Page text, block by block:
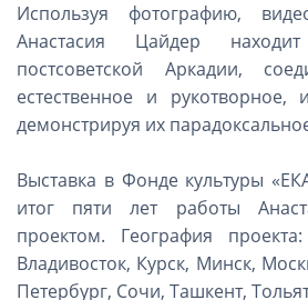
Используя фотографию,
Анастасия Цайдер
постсоветской Аркадии,
естественное и
демонстрируя их
Выставка в Фонде культуры
итог пяти лет работы
проектом. География
Владивосток, Курск, Минск,
Петербург, Сочи, Ташкент,